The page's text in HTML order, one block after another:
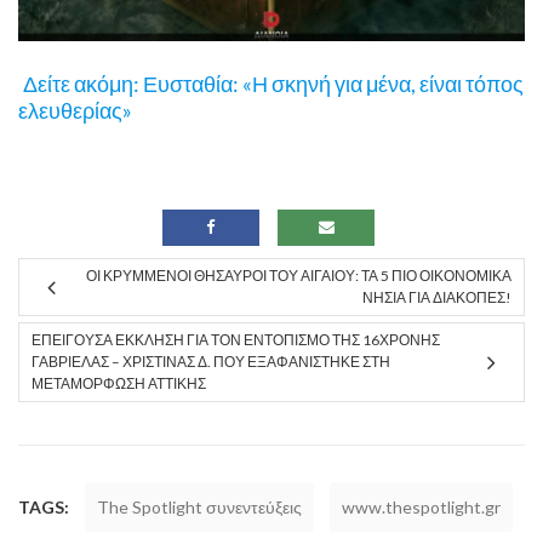
Δείτε ακόμη: Ευσταθία: «Η σκηνή για μένα, είναι τόπος
ελευθερίας»
ΟΙ ΚΡΥΜΜΈΝΟΙ ΘΗΣΑΥΡΟΊ ΤΟΥ ΑΙΓΑΊΟΥ: ΤΑ 5 ΠΙΟ ΟΙΚΟΝΟΜΙΚΆ
ΝΗΣΙΆ ΓΙΑ ΔΙΑΚΟΠΈΣ!
ΕΠΕΊΓΟΥΣΑ ΈΚΚΛΗΣΗ ΓΙΑ ΤΟΝ ΕΝΤΟΠΙΣΜΌ ΤΗΣ 16ΧΡΟΝΗΣ
ΓΑΒΡΙΈΛΑΣ – ΧΡΙΣΤΊΝΑΣ Δ. ΠΟΥ ΕΞΑΦΑΝΊΣΤΗΚΕ ΣΤΗ
ΜΕΤΑΜΌΡΦΩΣΗ ΑΤΤΙΚΉΣ
TAGS: The Spotlight συνεντεύξεις www.thespotlight.gr